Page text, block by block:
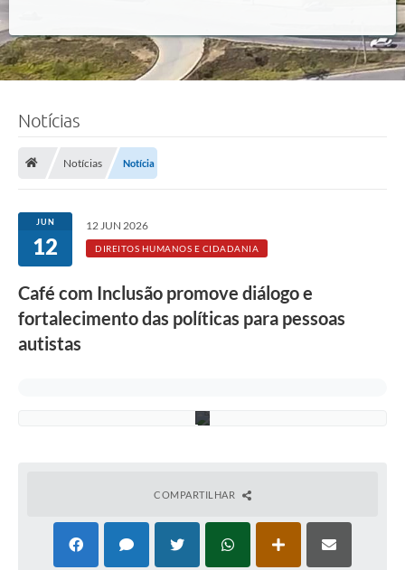
Notícias
Notícias Notícia
JUN
12
12 JUN 2026
DIREITOS HUMANOS E CIDADANIA
Café com Inclusão promove diálogo e
fortalecimento das políticas para pessoas
autistas
b
i
S
i
l
COMPARTILHAR